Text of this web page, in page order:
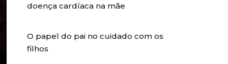
doença cardíaca na mãe
O papel do pai no cuidado com os
filhos